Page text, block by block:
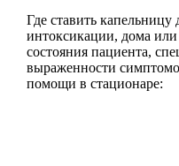
Где ставить капельницу
интоксикации, дома или
состояния пациента,
выраженности
помощи в стационаре: